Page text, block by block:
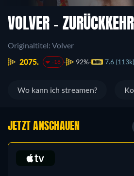
VOLVER -
Originaltitel: Volver
2075.
-18 92% 7.6 (113k)
Wo kann ich streamen?
JETZT ANSCHAUEN